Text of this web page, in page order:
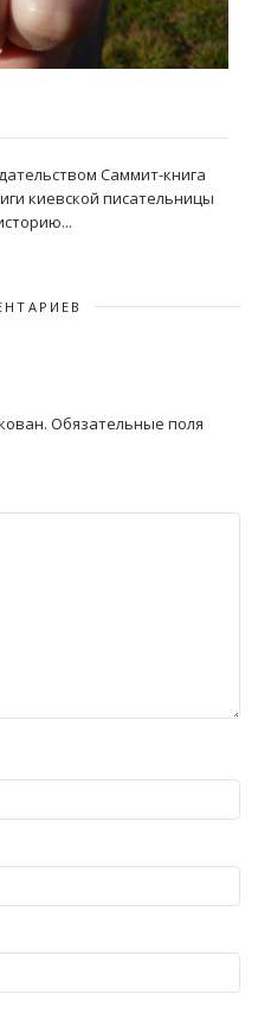
Саммит-книга
киевской писательницы
Обязательные поля